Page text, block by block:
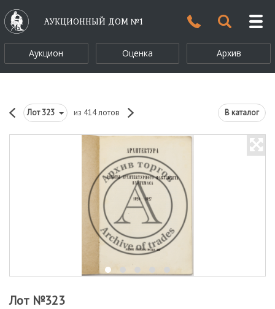
АУКЦИОННЫЙ ДОМ №1
Аукцион Оценка Архив
Лот323 из 414 лотов В каталог
Лот №323